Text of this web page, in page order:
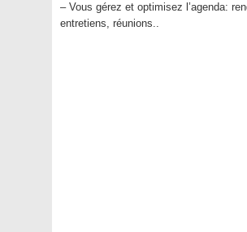
– Vous gérez et optimisez l’agenda:
entretiens, réunions..